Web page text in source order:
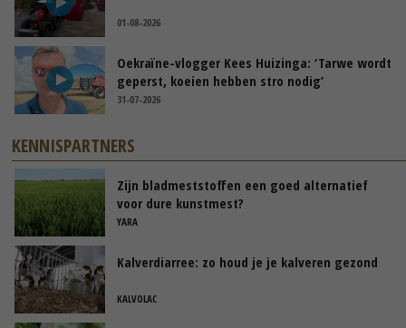
01-08-2026
Oekraïne-vlogger Kees Huizinga: ‘Tarwe wordt
geperst, koeien hebben stro nodig’
31-07-2026
KENNISPARTNERS
Zijn bladmeststoffen een goed alternatief
voor dure kunstmest?
YARA
Kalverdiarree: zo houd je je kalveren gezond
KALVOLAC